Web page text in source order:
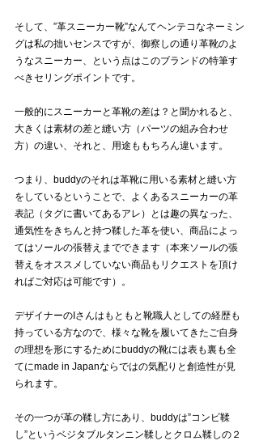
そして、”革スニーカー靴”なんてヘンテコなネーミン
グは私の拙いセンスですが、御察しの通り革靴のよ
うなスニーカー、という点はこのブランドの特筆す
べきセリングポイントです。
一般的にスニーカーと革靴の差は？と聞かれると、
大きくは素材の差と縫い方（パーツの組み合わせ
方）の違い、それと、用途ももちろん違います。
つまり、buddyのそれは革靴に用いる素材と縫い方
をしているということで、よくあるスニーカーの革
表記（タグに書いてあるアレ）とは趣の異なった、
通気性をきちんと持つ鞣した革を使い、商品によっ
てはソールの張替えまでできます（本来ソールの張
替えをオススメしていない商品もリクエストを頂け
ればご対応は可能です）。
デザイナーのIさんはもともと靴職人としての経歴も
持っている方なので、様々な靴を履いてきたご自身
の理想を形にするためにbuddyの靴には表も裏も全
てにmade in Japanならではの気配りと創造性が見
られます。
その一つが革の鞣し方にあり、buddyは”コンビ鞣
し”というベジタブルタンニン鞣しとクロム鞣しの２